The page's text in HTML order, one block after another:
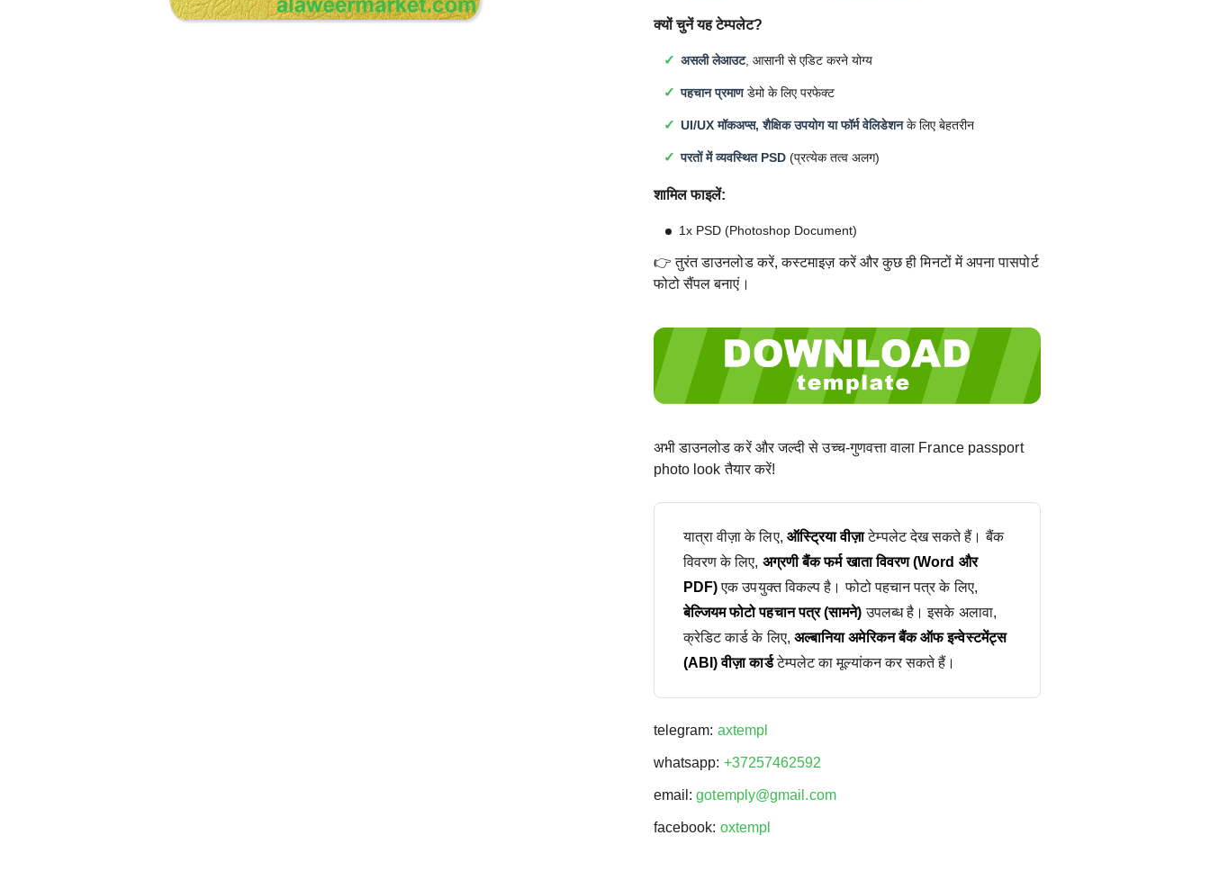
क्यों चुनें यह टेम्पलेट?
असली लेआउट, आसानी से एडिट करने योग्य
पहचान प्रमाणडेमो के लिए परफेक्ट
UI/UX मॉकअप्स, शैक्षिक उपयोग या फॉर्म वेलिडेशनके लिए बेहतरीन
परतों में व्यवस्थित PSD(प्रत्येक तत्व अलग)
शामिल फाइलें:
1x PSD (Photoshop Document)
👉 तुरंत डाउनलोड करें, कस्टमाइज़ करें और कुछ ही मिनटों में अपना पासपोर्ट
फोटो सैंपल बनाएं।
अभी डाउनलोड करें और जल्दी से उच्च-गुणवत्ता वाला France passport
photo look तैयार करें!
यात्रा वीज़ा के लिए, ऑस्ट्रिया वीज़ाटेम्पलेट देख सकते हैं। बैंक
विवरण के लिए, अग्रणी बैंक फर्म खाता विवरण (Word और
PDF)एक उपयुक्त विकल्प है। फोटो पहचान पत्र के लिए,
बेल्जियम फोटो पहचान पत्र (सामने) उपलब्ध है। इसके अलावा,
क्रेडिट कार्ड के लिए, अल्बानिया अमेरिकन बैंक ऑफ इन्वेस्टमेंट्स
(ABI) वीज़ा कार्डटेम्पलेट का मूल्यांकन कर सकते हैं।
telegram: axtempl
whatsapp: +37257462592
email:gotemply@gmail.com
facebook: oxtempl